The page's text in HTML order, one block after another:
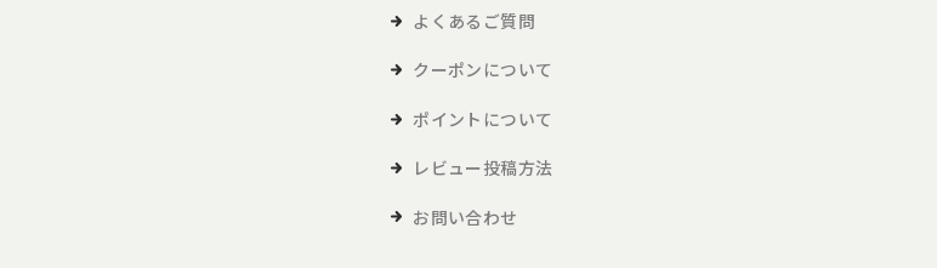
よくあるご質問
クーポンについて
ポイントについて
レビュー投稿方法
お問い合わせ